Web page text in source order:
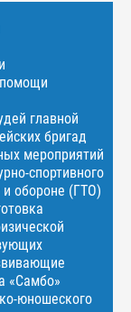
главной
бригад
мероприятий
спортивного
и обороне (ГТО)
«Самбо»
юношеского